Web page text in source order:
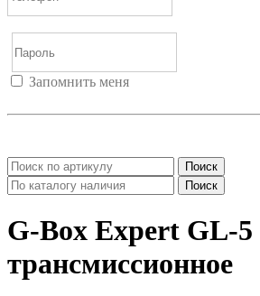
Запомнить меня
Поиск
Поиск
G-Box Expert GL-5
трансмиссионное